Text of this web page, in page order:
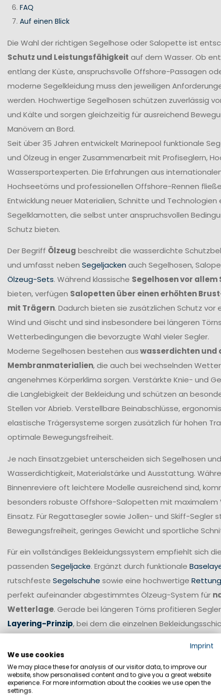
FAQ
Auf einen Blick
Die Wahl der richtigen Segelhose oder Salopette ist
Schutz und Leistungsfähigkeit auf dem Wasser. Ob
entlang der Küste, anspruchsvolle Offshore-Passagen
moderne Segelkleidung muss den jeweiligen
werden. Hochwertige Segelhosen schützen zuverlässig
und Kälte und sorgen gleichzeitig für ausreichend
Manövern an Bord.
Seit über 35 Jahren entwickelt Marinepool funktionale
und Ölzeug in enger Zusammenarbeit mit Profiseglern,
Wassersportexperten. Die Erfahrungen aus
Hochseetörns und professionellen Offshore-Rennen
Entwicklung neuer Materialien, Schnitte und Technologien
Segelklamotten, die selbst unter anspruchsvollen
Schutz bieten.
Der Begriff Ölzeug beschreibt die wasserdichte
und umfasst neben Segeljacken auch Segelhosen,
Ölzeug-Sets. Während klassische Segelhosen vor allem
bieten, verfügen Salopetten über einen erhöhten
mit Trägern. Dadurch bieten sie zusätzlichen Schutz vor
Wind und Gischt und sind insbesondere bei längeren
Wetterbedingungen die bevorzugte Wahl vieler Segler.
Moderne Segelhosen bestehen auswasserdichten und
Membranmaterialien, die auch bei wechselnden
angenehmes Körperklima sorgen. Verstärkte Knie- und
die Langlebigkeit der Bekleidung und schützen an
Stellen vor Abrieb. Verstellbare Beinabschlüsse,
elastische Trägersysteme sorgen zusätzlich für hohen
optimale Bewegungsfreiheit.
Je nach Einsatzgebiet unterscheiden sich Segelhosen
Wasserdichtigkeit, Materialstärke und Ausstattung.
Binnenreviere oft leichtere Modelle ausreichend sind,
besonders robuste Offshore-Salopetten mit
Einsatz. Für Regattasegler sowie Jollen- und Skiff-Segler
Bewegungsfreiheit, geringes Gewicht und sportliche
Für ein vollständiges Bekleidungssystem empfiehlt sich
passenden Segeljacke. Ergänzt durch funktionale
rutschfeste Segelschuhe sowie eine hochwertige
perfekt aufeinander abgestimmtes Ölzeug-System für
Wetterlage. Gerade bei längeren Törns profitieren
Layering-Prinzip, bei dem die einzelnen
Damit Sie die passende Marinepool Segelhose oder
finden, unterscheiden wir zwischenOffshore-, Coastal
Jollen- und Skiff-Bekleidung. Die folgende Übersicht
Imprint
We use cookies
We may place these for analysis of our visitor data, to improve our
website, show personalised content and to give you a great website
experience. For more information about the cookies we use open the
settings.